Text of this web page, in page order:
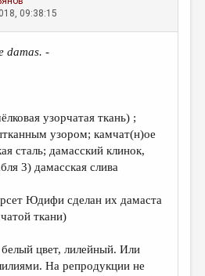
09:38:15
damas. -
узорчатая ткань) ;
узором; камчат(н)ое
сталь; дамасский клинок,
3) дамасская слива
Юдифи сделан их дамаста
ткани)
цвет, лилейный. Или
На репродукции не